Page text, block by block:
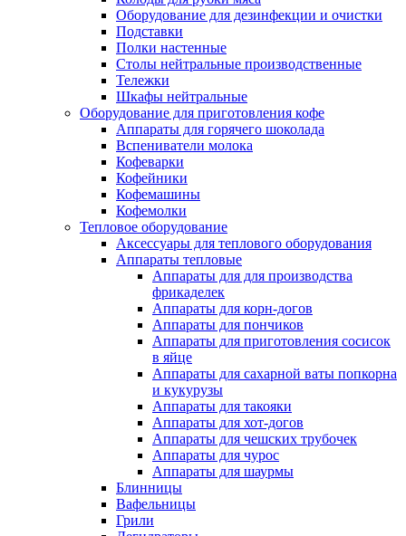
Оборудование для дезинфекции и очистки
Подставки
Полки настенные
Столы нейтральные производственные
Тележки
Шкафы нейтральные
Оборудование для приготовления кофе
Аппараты для горячего шоколада
Вспениватели молока
Кофеварки
Кофейники
Кофемашины
Кофемолки
Тепловое оборудование
Аксессуары для теплового оборудования
Аппараты тепловые
Аппараты для для производства
фрикаделек
Аппараты для корн-догов
Аппараты для пончиков
Аппараты для приготовления сосисок
в яйце
Аппараты для сахарной ваты попкорна
и кукурузы
Аппараты для такояки
Аппараты для хот-догов
Аппараты для чешских трубочек
Аппараты для чурос
Аппараты для шаурмы
Блинницы
Вафельницы
Грили